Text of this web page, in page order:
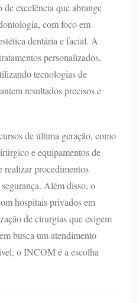
excelência que abrange
com foco em
dentária e facial. A
personalizados,
tecnologias de
resultados precisos e
de última geração, como
e equipamentos de
realizar procedimentos
Além disso, o
hospitais privados em
de cirurgias que exigem
busca um atendimento
o INCOM é a escolha